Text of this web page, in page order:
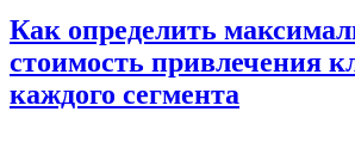
Как определить
стоимость привлечения
каждого сегмента